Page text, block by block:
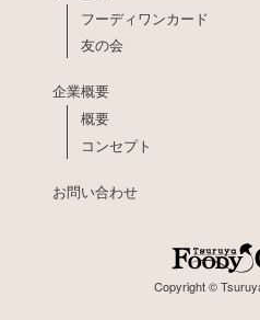
フーディワンカード
友の会
企業概要
概要
コンセプト
お問い合わせ
Copyright ©